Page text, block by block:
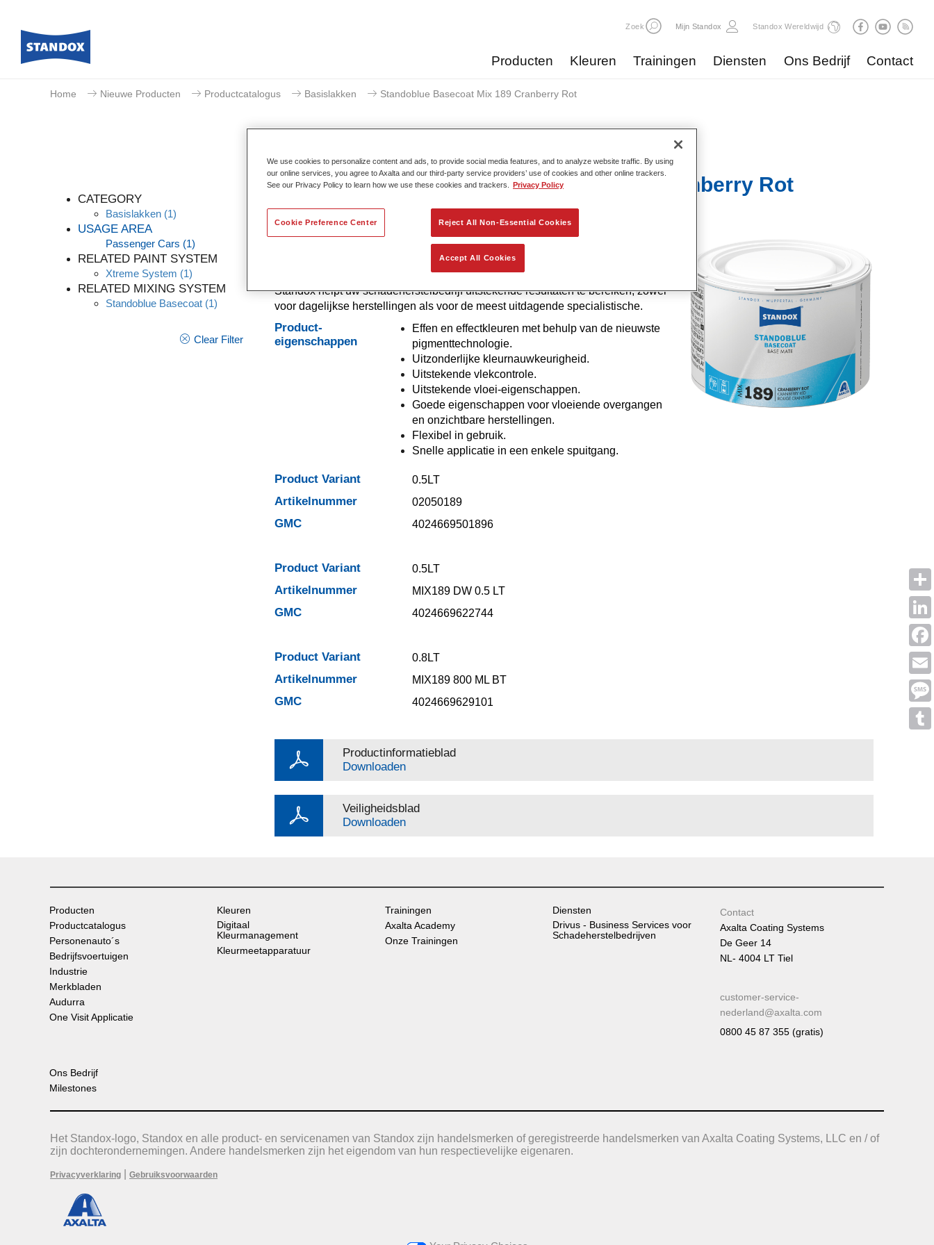
Zoek Mijn Standox Standox Wereldwijd
Producten Kleuren Trainingen Diensten Ons Bedrijf Contact
Email
Home Nieuwe Producten Productcatalogus Basislakken Standoblue Basecoat Mix 189 Cranberry Rot
CATEGORY
Basislakken (1)
USAGE AREA
Passenger Cars (1)
RELATED PAINT SYSTEM
Xtreme System (1)
RELATED MIXING SYSTEM
Standoblue Basecoat (1)
Clear Filter
Standoblue Basecoat Mix 189 Cranberry Rot
Dankzij de continue ontwikkeling biedt Standoblue Basislak de hoogste
kleurnauwkeurigheid. Dat komt omdat kleurcompetentie, technologische
knowhow en het voldoen aan de hoogste normen allemaal in ons DNA zitten.
Standox helpt uw ​​schadeherstelbedrijf uitstekende resultaten te bereiken, zowel
voor dagelijkse herstellingen als voor de meest uitdagende specialistische.
Product-
eigenschappen
Effen en effectkleuren met behulp van de nieuwste
pigmenttechnologie.
Uitzonderlijke kleurnauwkeurigheid.
Uitstekende vlekcontrole.
Uitstekende vloei-eigenschappen.
Goede eigenschappen voor vloeiende overgangen
en onzichtbare herstellingen.
Flexibel in gebruik.
Snelle applicatie in een enkele spuitgang.
Product Variant 0.5LT
Artikelnummer 02050189
GMC 4024669501896
Product Variant 0.5LT
Artikelnummer MIX189 DW 0.5 LT
GMC 4024669622744
Product Variant 0.8LT
Artikelnummer MIX189 800 ML BT
GMC 4024669629101
Productinformatieblad
Downloaden
Veiligheidsblad
Downloaden
Producten
Productcatalogus
Personenauto´s
Bedrijfsvoertuigen
Industrie
Merkbladen
Audurra
One Visit Applicatie
Kleuren
Digitaal
Kleurmanagement
Kleurmeetapparatuur
Trainingen
Axalta Academy
Onze Trainingen
Diensten
Drivus - Business Services voor
Schadeherstelbedrijven
Ons Bedrijf
Milestones
Contact
Axalta Coating Systems
De Geer 14
NL- 4004 LT Tiel
customer-service-
nederland@axalta.com
0800 45 87 355 (gratis)
Het Standox-logo, Standox en alle product- en servicenamen van Standox zijn handelsmerken of geregistreerde handelsmerken van Axalta Coating Systems, LLC en / of
zijn dochterondernemingen. Andere handelsmerken zijn het eigendom van hun respectievelijke eigenaren.
Privacyverklaring Gebruiksvoorwaarden
We use cookies to personalize content and ads, to provide social media features, and to analyze website traffic. By using
our online services, you agree to Axalta and our third-party service providers’ use of cookies and other online trackers.
See our Privacy Policy to learn how we use these cookies and trackers.
Privacy Policy
Reject All Non-Essential Cookies
Accept All Cookies
Cookie Preference Center